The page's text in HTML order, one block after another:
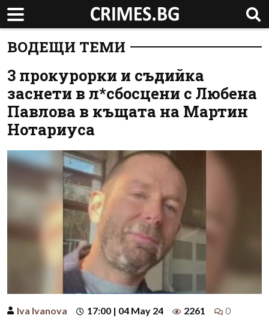
ВОДЕЩИ ТЕМИ
3 прокурорки и съдийка
заснети в л*сбосцени с Любена
Павлова в къщата на Мартин
Нотариуса
Iva Ivanova 17:00 | 04 May 24 2261 0